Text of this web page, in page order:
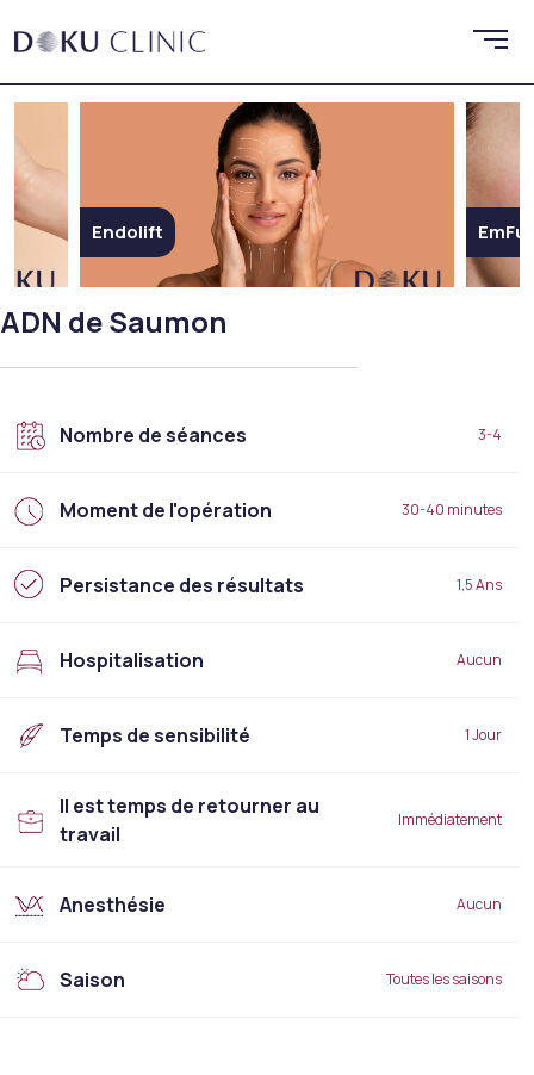
EmFusion
ADN de Saumon
Nombre de séances 3-4
Moment de l'opération 30-40 minutes
Persistance des résultats 1,5 Ans
Hospitalisation Aucun
Temps de sensibilité 1 Jour
Il est temps de retourner au
travail
Immédiatement
Anesthésie Aucun
Saison Toutes les saisons